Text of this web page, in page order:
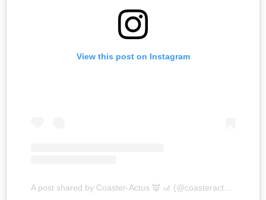
View this post on Instagram
A post shared by Coaster-Actus 👿 🎢 (@coasteractus)